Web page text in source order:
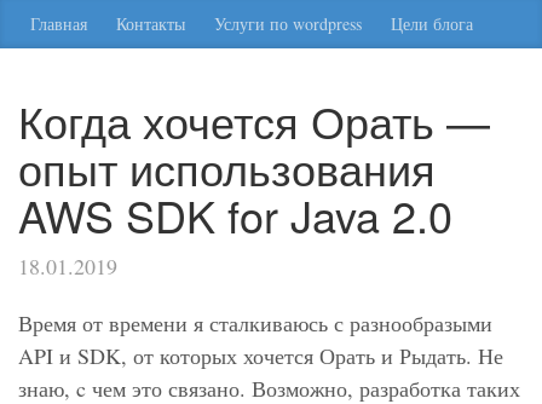
Главная Контакты Услуги по wordpress Цели блога
Когда хочется Орать —
опыт использования
AWS SDK for Java 2.0
18.01.2019
Время от времени я сталкиваюсь с разнообразыми
API и SDK, от которых хочется Орать и Рыдать. Не
знаю, c чем это связано. Возможно, разработка таких